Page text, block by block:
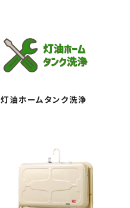
灯油ホームタンク洗浄